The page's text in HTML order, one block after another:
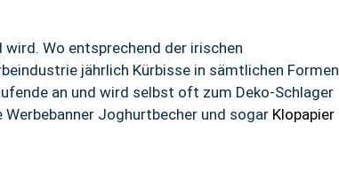
Wo entsprechend der irischen
jährlich Kürbisse in sämtlichen Formen
an und wird selbst oft zum Deko-Schlager
Werbebanner Joghurtbecher und sogar Klopapier